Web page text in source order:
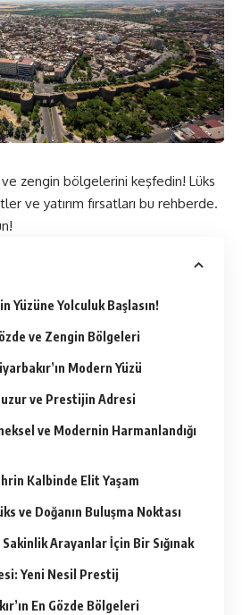
ve zengin bölgelerini keşfedin! Lüks
ve yatırım fırsatları bu rehberde.
Yüzüne Yolculuk Başlasın!
ve Zengin Bölgeleri
Modern Yüzü
ve Prestijin Adresi
ve Modernin Harmanlandığı
Kalbinde Elit Yaşam
ve Doğanın Buluşma Noktası
Arayanlar İçin Bir Sığınak
Yeni Nesil Prestij
En Gözde Bölgeleri